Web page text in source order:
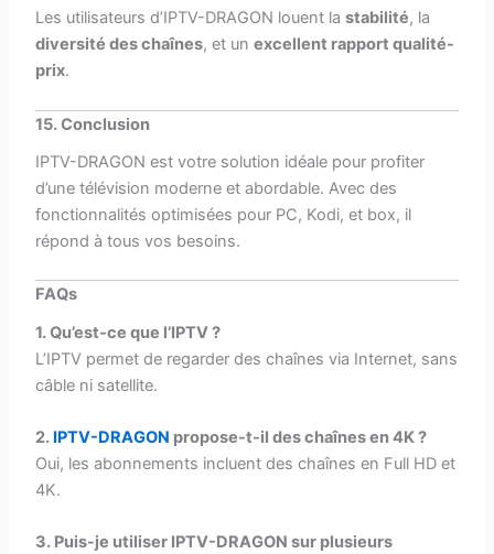
Les utilisateurs d’IPTV-DRAGON louent lastabilité, la
diversité des chaînes, et unexcellent rapport qualité-
prix.
15. Conclusion
IPTV-DRAGON est votre solution idéale pour profiter
d’une télévision moderne et abordable. Avec des
fonctionnalités optimisées pour PC, Kodi, et box, il
répond à tous vos besoins.
FAQs
1. Qu’est-ce que l’IPTV ?
L’IPTV permet de regarder des chaînes via Internet, sans
câble ni satellite.
2. IPTV-DRAGON propose-t-il des chaînes en 4K ?
Oui, les abonnements incluent des chaînes en Full HD et
4K.
3. Puis-je utiliser IPTV-DRAGON sur plusieurs